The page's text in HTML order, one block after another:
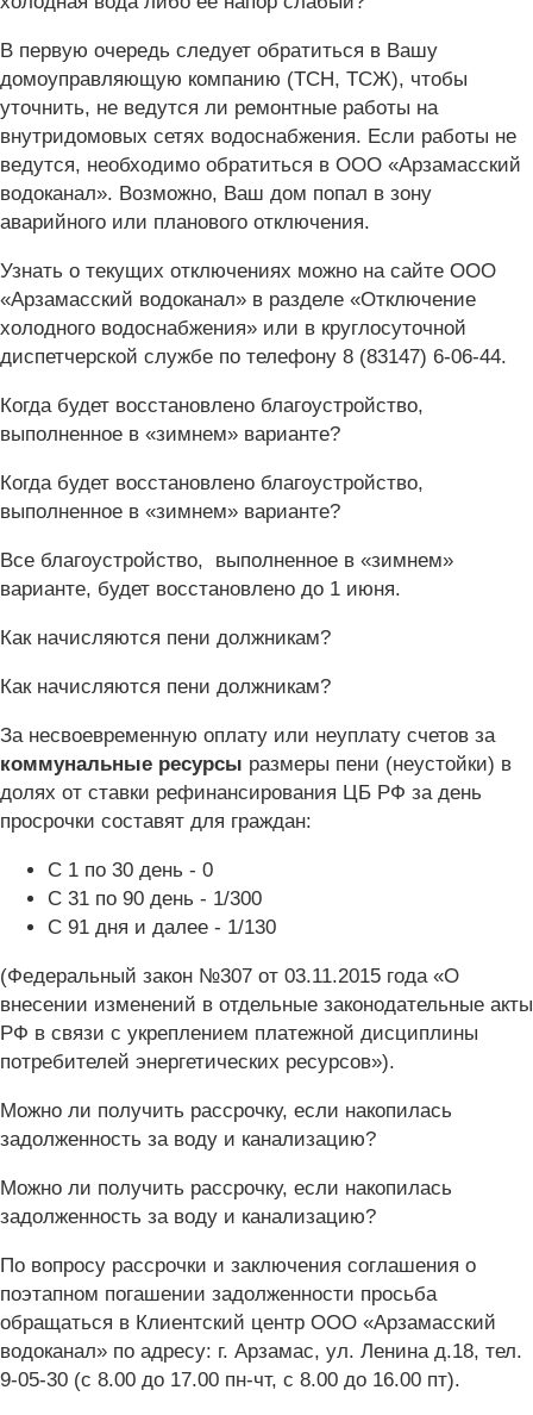
В первую очередь следует обратиться в Вашу
домоуправляющую компанию (ТСН, ТСЖ), чтобы
уточнить, не ведутся ли ремонтные работы на
внутридомовых сетях водоснабжения. Если работы не
ведутся, необходимо обратиться в ООО «Арзамасский
водоканал». Возможно, Ваш дом попал в зону
аварийного или планового отключения.
Узнать о текущих отключениях можно на сайте ООО
«Арзамасский водоканал» в разделе «Отключение
холодного водоснабжения» или в круглосуточной
диспетчерской службе по телефону 8 (83147) 6-06-44.
Когда будет восстановлено благоустройство,
выполненное в «зимнем» варианте?
Когда будет восстановлено благоустройство,
выполненное в «зимнем» варианте?
Все благоустройство, выполненное в «зимнем»
варианте, будет восстановлено до 1 июня.
Как начисляются пени должникам?
Как начисляются пени должникам?
За несвоевременную оплату или неуплату счетов за
коммунальные ресурсы размеры пени (неустойки) в
долях от ставки рефинансирования ЦБ РФ за день
просрочки составят для граждан:
С 1 по 30 день - 0
С 31 по 90 день - 1/300
С 91 дня и далее - 1/130
(Федеральный закон №307 от 03.11.2015 года «О
внесении изменений в отдельные законодательные акты
РФ в связи с укреплением платежной дисциплины
потребителей энергетических ресурсов»).
Можно ли получить рассрочку, если накопилась
задолженность за воду и канализацию?
Можно ли получить рассрочку, если накопилась
задолженность за воду и канализацию?
По вопросу рассрочки и заключения соглашения о
поэтапном погашении задолженности просьба
обращаться в Клиентский центр ООО «Арзамасский
водоканал» по адресу: г. Арзамас, ул. Ленина д.18, тел.
9-05-30 (с 8.00 до 17.00 пн-чт, с 8.00 до 16.00 пт).